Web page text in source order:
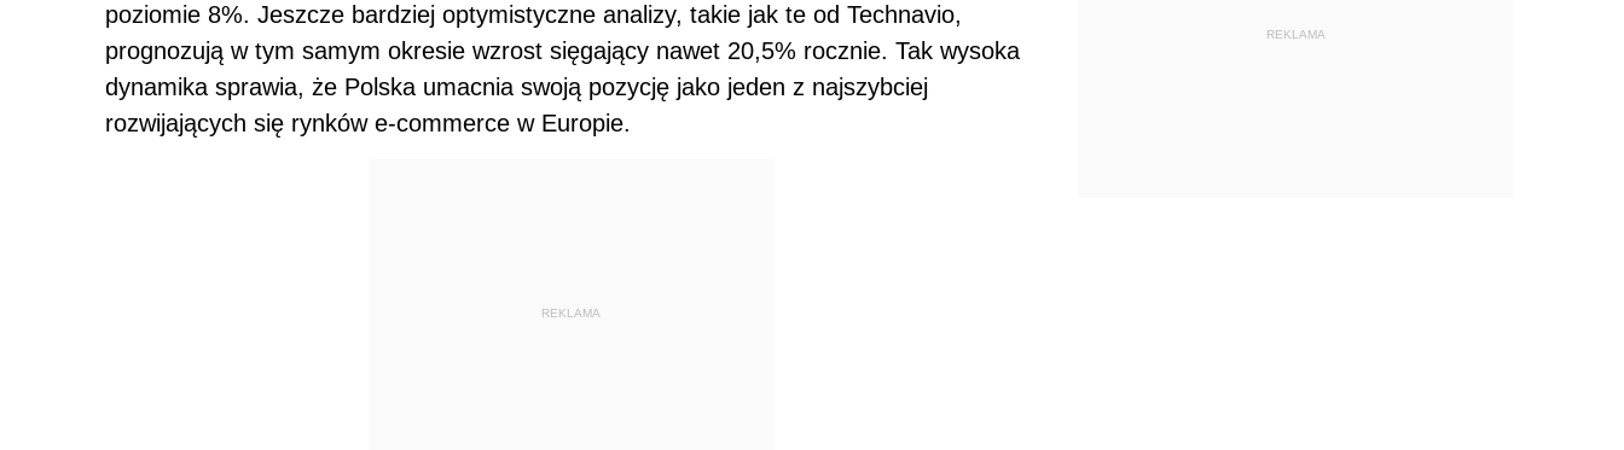
poziomie 8%. Jeszcze bardziej optymistyczne analizy, takie jak te od Technavio,
prognozują w tym samym okresie wzrost sięgający nawet 20,5% rocznie. Tak wysoka
dynamika sprawia, że Polska umacnia swoją pozycję jako jeden z najszybciej
rozwijających się rynków e-commerce w Europie.
REKLAMA
REKLAMA